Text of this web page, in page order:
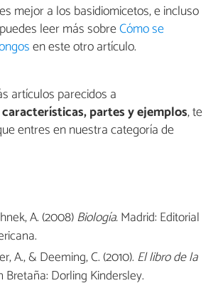
mejor a los basidiomicetos, e incluso
leer más sobreCómo se
en este otro artículo.
artículos parecidos a
partes y ejemplos, te
entres en nuestra categoría de
A. (2008)Biología.Madrid: Editorial
A., & Deeming, C. (2010). El libro de la
Bretaña: Dorling Kindersley.